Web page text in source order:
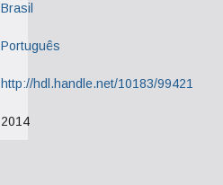
Brasil
Português
http://hdl.handle.net/10183/99421
2014